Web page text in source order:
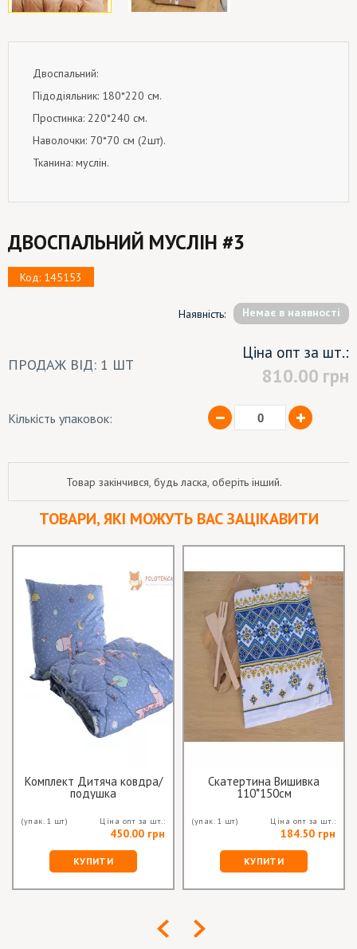
Двоспальний:
Підодіяльник: 180*220 см.
Простинка: 220*240 см.
Наволочки: 70*70 см (2шт).
Тканина: муслін.
ДВОСПАЛЬНИЙ МУСЛІН #3
Код: 145153
Наявність: Немає в наявності
ПРОДАЖ ВІД: 1 ШТ
Ціна опт за шт.:
810.00 грн
Кількість упаковок:
Товар закінчився, будь ласка, оберіть інший.
ТОВАРИ, ЯКІ МОЖУТЬ ВАС ЗАЦІКАВИТИ
Комплект Дитяча ковдра/
подушка
(упак. 1 шт) Ціна опт за шт.:
450.00 грн
КУПИТИ
Скатертина Вишивка
110*150см
(упак. 1 шт) Ціна опт за шт.:
184.50 грн
КУПИТИ